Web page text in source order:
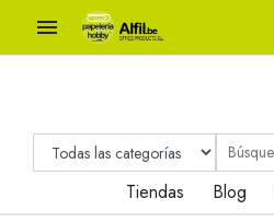

Tiendas Blog